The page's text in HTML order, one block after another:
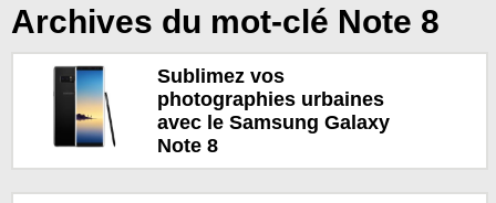
Archives du mot-clé Note 8
Sublimez vos
photographies urbaines
avec le Samsung Galaxy
Note 8